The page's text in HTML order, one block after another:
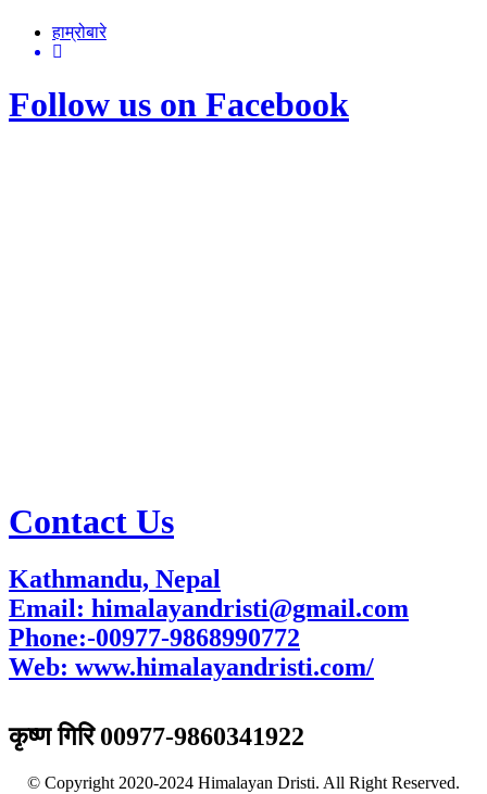
हाम्रोबारे
Follow us on Facebook
Contact Us
Kathmandu, Nepal
Email: himalayandristi@gmail.com
Phone:-00977-9868990772
Web: www.himalayandristi.com/
कृष्ण गिरि 00977-9860341922
© Copyright 2020-2024 Himalayan Dristi. All Right Reserved.